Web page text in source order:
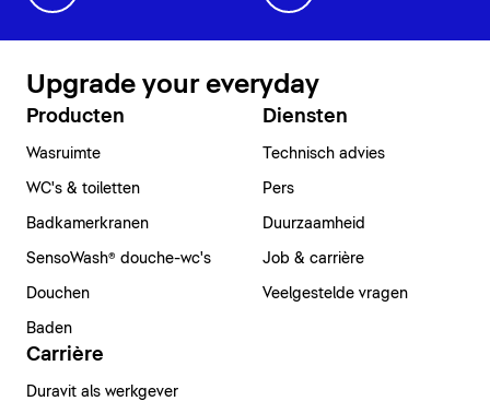
Upgrade your everyday
Producten
Wasruimte
WC's & toiletten
Badkamerkranen
SensoWash® douche-wc's
Douchen
Baden
Diensten
Technisch advies
Pers
Duurzaamheid
Job & carrière
Veelgestelde vragen
Carrière
Duravit als werkgever